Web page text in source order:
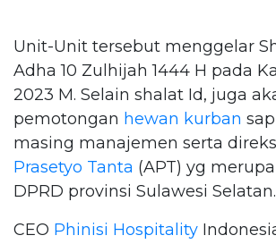
Unit-Unit tersebut menggelar
Adha 10 Zulhijah 1444 H pada
2023 M. Selain shalat Id, juga
pemotongan hewan kurban
masing manajemen serta
Prasetyo Tanta (APT) yg
DPRD provinsi Sulawesi Selatan.
CEO Phinisi Hospitality